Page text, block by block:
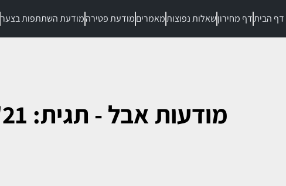
דף הביתדף מחירוןשאלות נפוצותמאמריםמודעת פטירהמודעת השתתפות בצער
מודעות אבל - תגית: 21"